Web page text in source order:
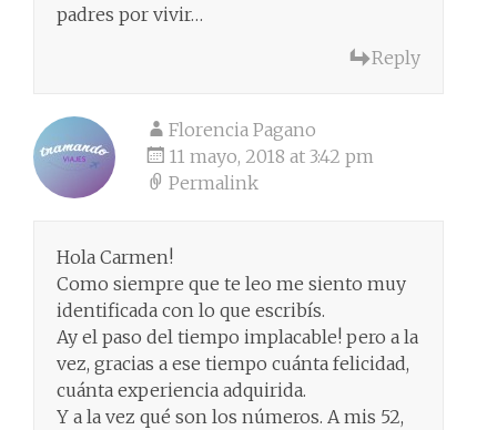
padres por vivir…
Reply
Florencia Pagano
11 mayo, 2018 at 3:42 pm
Permalink
Hola Carmen!
Como siempre que te leo me siento muy
identificada con lo que escribís.
Ay el paso del tiempo implacable! pero a la
vez, gracias a ese tiempo cuánta felicidad,
cuánta experiencia adquirida.
Y a la vez qué son los números. A mis 52,